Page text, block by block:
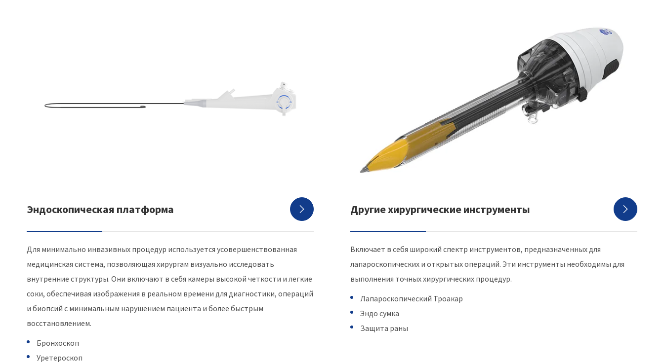
Эндоскопическая платформа 
Для минимально инвазивных процедур используется усовершенствованная
медицинская система, позволяющая хирургам визуально исследовать
внутренние структуры. Они включают в себя камеры высокой четкости и легкие
соки, обеспечивая изображения в реальном времени для диагностики, операций
и биопсий с минимальным нарушением пациента и более быстрым
восстановлением.
Бронхоскоп
Уретероскоп
Другие хирургические инструменты 
Включает в себя широкий спектр инструментов, предназначенных для
лапароскопических и открытых операций. Эти инструменты необходимы для
выполнения точных хирургических процедур.
Лапароскопический Троакар
Эндо сумка
Защита раны